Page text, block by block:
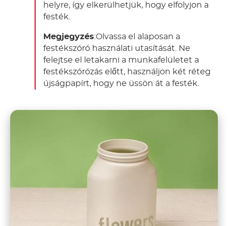
helyre, így elkerülhetjük, hogy elfolyjon a
festék.
Megjegyzés:Olvassa el alaposan a
festékszóró használati utasítását. Ne
felejtse el letakarni a munkafelületet a
festékszórózás előtt, használjon két réteg
újságpapírt, hogy ne üssön át a festék.